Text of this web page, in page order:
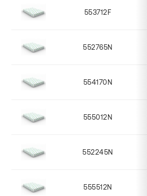
553712F
552765N
554170N
555012N
552245N
555512N